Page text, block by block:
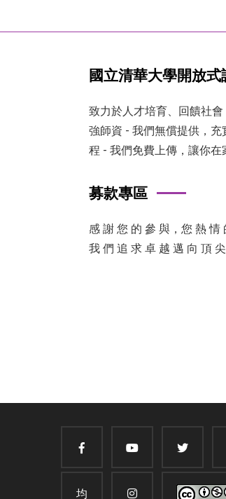
國立清華大學開放式
致力於人才培育、回饋社
強師資 - 我們無償提供，充
程 - 我們免費上傳，讓你在
募款專區
感 謝 您 的 參 與，您 熱 情
我 們 追 求 卓 越 邁 向 頂
均